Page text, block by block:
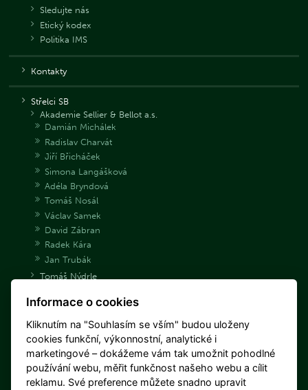
Sledujte nás
Etický kodex
Politika IMS
Kontakty
Střelci SB
Akademie Sellier & Bellot a.s.
Damián Michálek
Radislav Charvát
Jiří Břicháček
Simona Langášková
Adéla Bryndová
Tomáš Nosál
Václav Samek
David Zábran
Radek Kára
Jan Trubák
Tomáš Nýdrle
Archiv střelců
Danka Barteková
Libuše Jahodová
Jan Sychra
Daniel Korčák
Miloš Slavíček
Informace o cookies
Kliknutím na "Souhlasím se vším" budou uloženy
cookies funkční, výkonnostní, analytické i
marketingové – dokážeme vám tak umožnit pohodlné
používání webu, měřit funkčnost našeho webu a cílit
reklamu. Své preference můžete snadno upravit